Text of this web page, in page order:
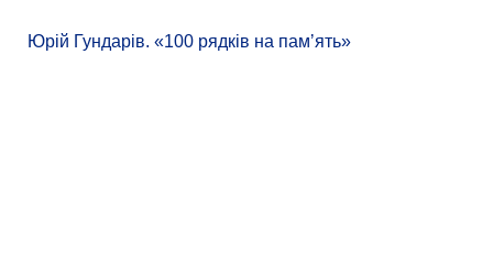
Юрій Гундарів. «100 рядків на памʼять»